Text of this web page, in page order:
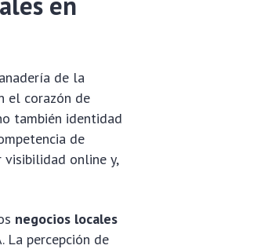
de la
el corazón de
también identidad
de
visibilidad online y,
negocios locales
La percepción de